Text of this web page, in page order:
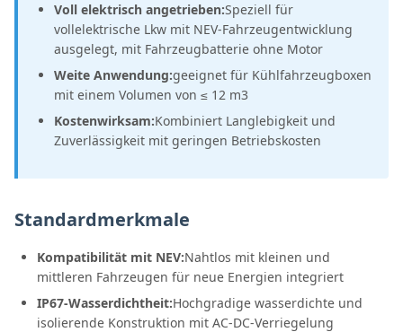
Voll elektrisch angetrieben:Speziell für
vollelektrische Lkw mit NEV-Fahrzeugentwicklung
ausgelegt, mit Fahrzeugbatterie ohne Motor
Weite Anwendung:geeignet für Kühlfahrzeugboxen
mit einem Volumen von ≤ 12 m3
Kostenwirksam:Kombiniert Langlebigkeit und
Zuverlässigkeit mit geringen Betriebskosten
Standardmerkmale
Kompatibilität mit NEV:Nahtlos mit kleinen und
mittleren Fahrzeugen für neue Energien integriert
IP67-Wasserdichtheit:Hochgradige wasserdichte und
isolierende Konstruktion mit AC-DC-Verriegelung